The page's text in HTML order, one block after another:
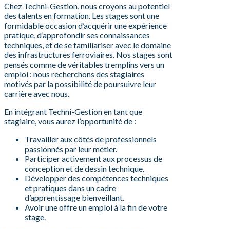
Chez Techni-Gestion, nous croyons au potentiel
des talents en formation. Les stages sont une
formidable occasion d’acquérir une expérience
pratique, d’approfondir ses connaissances
techniques, et de se familiariser avec le domaine
des infrastructures ferroviaires. Nos stages sont
pensés comme de véritables tremplins vers un
emploi : nous recherchons des stagiaires
motivés par la possibilité de poursuivre leur
carrière avec nous.
En intégrant Techni-Gestion en tant que
stagiaire, vous aurez l’opportunité de :
Travailler aux côtés de professionnels
passionnés par leur métier.
Participer activement aux processus de
conception et de dessin technique.
Développer des compétences techniques
et pratiques dans un cadre
d’apprentissage bienveillant.
Avoir une offre un emploi à la fin de votre
stage.